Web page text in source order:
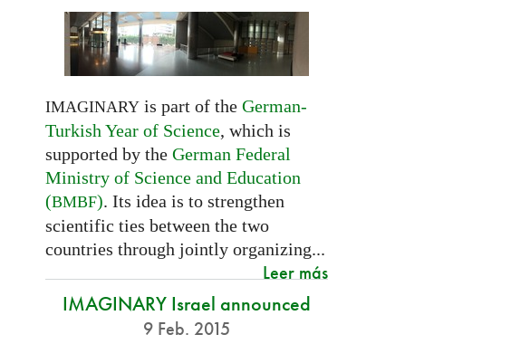
IMAGINARYis part of the German-
Turkish Year of Science, which is
supported by the German Federal
Ministry of Science and Education
(BMBF). Its idea is to strengthen
scientific ties between the two
countries through jointly organizing...
Leer más
IMAGINARY Israel announced
9 Feb. 2015